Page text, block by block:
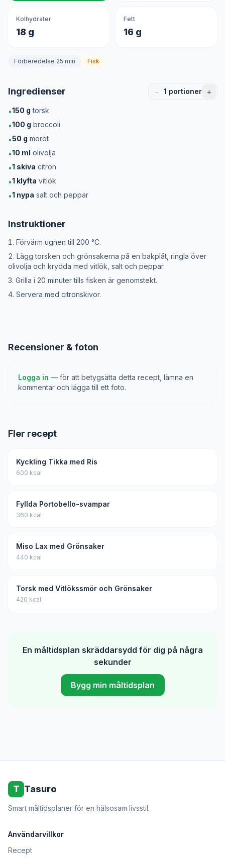
Kolhydrater
18 g
Fett
16 g
Förberedelse 25 min Fisk
Ingredienser − 1 portioner +
•150 g torsk
•100 g broccoli
•50 g morot
•10 ml olivolja
•1 skiva citron
•1 klyfta vitlök
•1 nypa salt och peppar
Instruktioner
Förvärm ugnen till 200 °C.
Lägg torsken och grönsakerna på en bakplåt, ringla över
olivolja och krydda med vitlök, salt och peppar.
Grilla i 20 minuter tills fisken är genomstekt.
Servera med citronskivor.
Recensioner & foton
Logga in — för att betygsätta detta recept, lämna en
kommentar och lägga till ett foto.
Fler recept
Kyckling Tikka med Ris
600 kcal
Fyllda Portobello-svampar
360 kcal
Miso Lax med Grönsaker
440 kcal
Torsk med Vitlökssmör och Grönsaker
420 kcal
En måltidsplan skräddarsydd för dig på några
sekunder
Bygg min måltidsplan
T Tasuro
Smart måltidsplaner för en hälsosam livsstil.
Användarvillkor
Recept